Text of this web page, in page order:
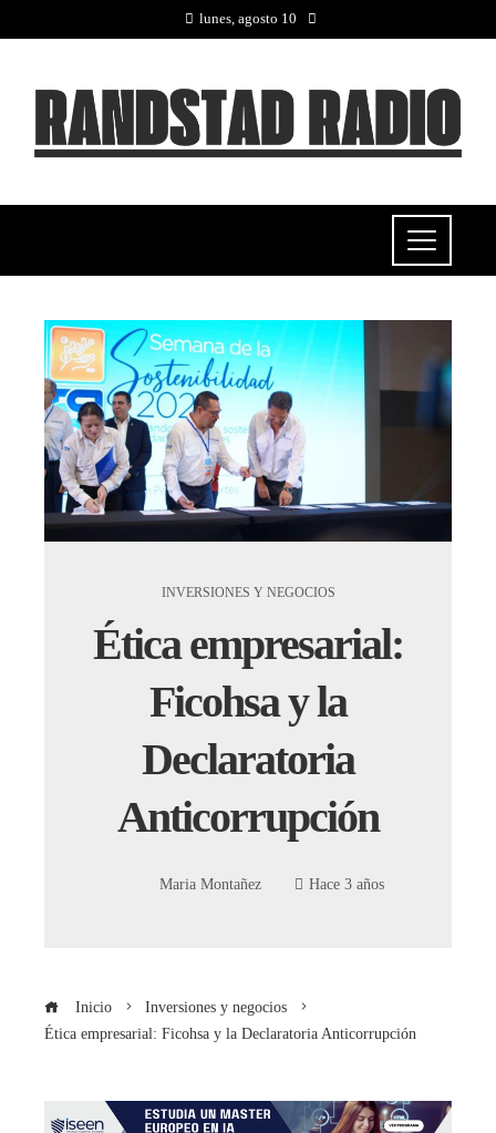
lunes, agosto 10
INVERSIONES Y NEGOCIOS
Ética empresarial:
Ficohsa y la
Declaratoria
Anticorrupción
Maria Montañez Hace 3 años
Inicio
Inversiones y negocios
Ética empresarial: Ficohsa y la Declaratoria Anticorrupción